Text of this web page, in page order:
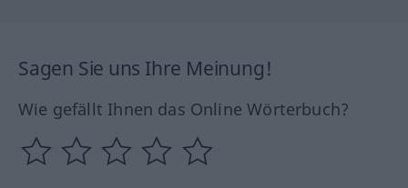
Sagen Sie uns Ihre Meinung!
Wie gefällt Ihnen das Online Wörterbuch?